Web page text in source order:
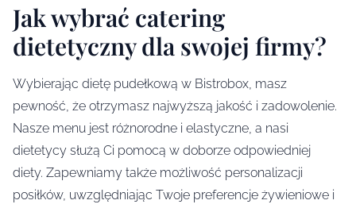
Jak wybrać catering
dietetyczny dla swojej firmy?
Wybierając dietę pudełkową w Bistrobox, masz
pewność, że otrzymasz najwyższą jakość i zadowolenie.
Nasze menu jest różnorodne i elastyczne, a nasi
dietetycy służą Ci pomocą w doborze odpowiedniej
diety. Zapewniamy także możliwość personalizacji
posiłków, uwzględniając Twoje preferencje żywieniowe i